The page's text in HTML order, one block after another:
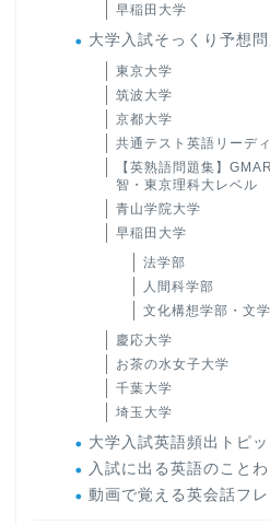
早稲田大学
大学入試そっくり予想
東京大学
筑波大学
京都大学
共通テスト英語リーデ
【英熟語問題集】
智・東京理科大レベル
青山学院大学
早稲田大学
法学部
人間科学部
文化構想学部・文
慶応大学
お茶の水女子大学
千葉大学
埼玉大学
大学入試英語頻出トピ
入試に出る英語のこと
動画で覚える英会話フ